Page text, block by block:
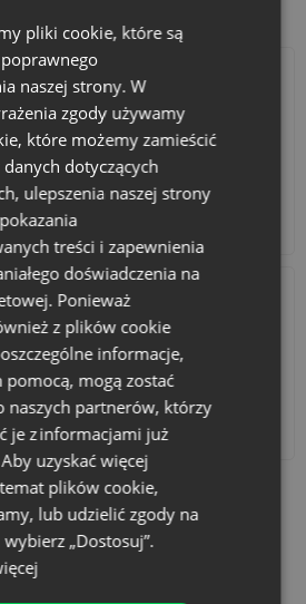
produkty:
Zestawy
pliki cookie, które są
naszej strony. W
zgody używamy
które możemy zamieścić
dotyczących
ulepszenia naszej strony
treści i zapewnienia
doświadczenia na
Ponieważ
z plików cookie
informacje,
pomocą, mogą zostać
naszych partnerów, którzy
je z informacjami już
uzyskać więcej
plików cookie,
lub udzielić zgody na
„Dostosuj”.